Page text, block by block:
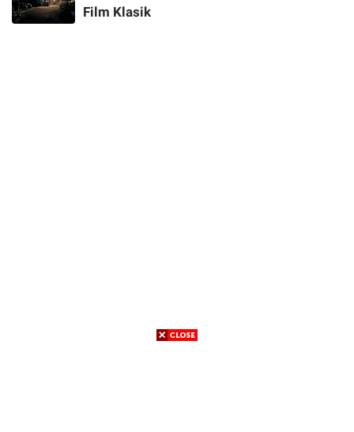
Film Klasik